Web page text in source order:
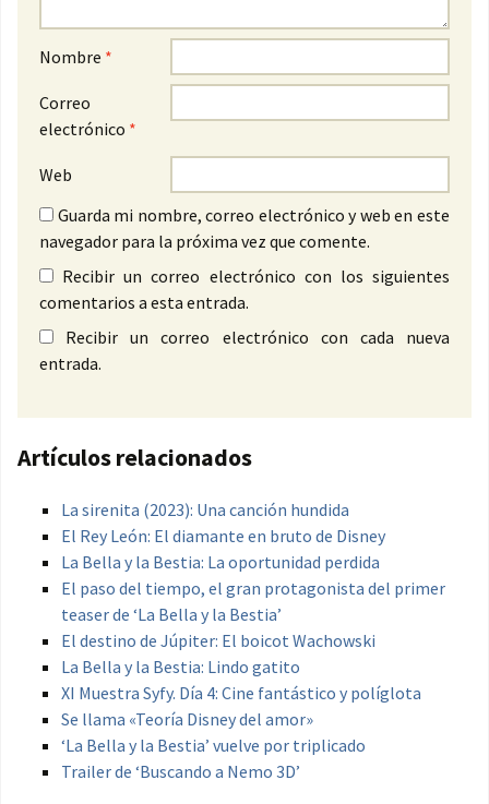
Nombre *
Correo
electrónico *
Web
Guarda mi nombre, correo electrónico y web en este
navegador para la próxima vez que comente.
Recibir un correo electrónico con los siguientes
comentarios a esta entrada.
Recibir un correo electrónico con cada nueva
entrada.
Artículos relacionados
La sirenita (2023): Una canción hundida
El Rey León: El diamante en bruto de Disney
La Bella y la Bestia: La oportunidad perdida
El paso del tiempo, el gran protagonista del primer
teaser de ‘La Bella y la Bestia’
El destino de Júpiter: El boicot Wachowski
La Bella y la Bestia: Lindo gatito
XI Muestra Syfy. Día 4: Cine fantástico y políglota
Se llama «Teoría Disney del amor»
‘La Bella y la Bestia’ vuelve por triplicado
Trailer de ‘Buscando a Nemo 3D’